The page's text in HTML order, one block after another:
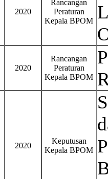
2020
Rancangan
Peraturan
Kepala BPOM
2020
Rancangan
Peraturan
Kepala BPOM
2020
Keputusan
Kepala BPOM